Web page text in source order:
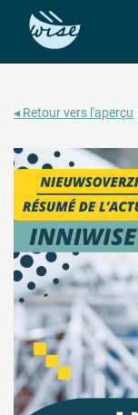
◂ Retour vers l'aperçu